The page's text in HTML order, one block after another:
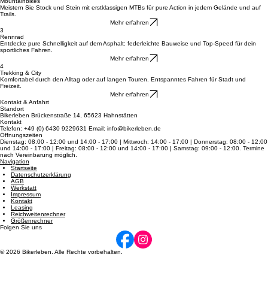
Mehr erfahren
2
Meistern Sie Stock und Stein mit erstklassigen MTBs für pure Action in jedem Gelände und auf
Trails.
Mehr erfahren
3
Rennrad
Entdecke pure Schnelligkeit auf dem Asphalt: federleichte Bauweise und Top-Speed für dein
sportliches Fahren.
Mehr erfahren
4
Komfortabel durch den Alltag oder auf langen Touren. Entspanntes Fahren für Stadt und
Freizeit.
Mehr erfahren
Kontakt & Anfahrt
Standort
Bikerleben Brückenstraße 14, 65623 Hahnstätten
Kontakt
Telefon: +49 (0) 6430 9229631 Email: info@bikerleben.de
Öffnungszeiten
Dienstag: 08:00 - 12:00 und 14:00 - 17:00 | Mittwoch: 14:00 - 17:00 | Donnerstag: 08:00 - 12:00
und 14:00 - 17:00 | Freitag: 08:00 - 12:00 und 14:00 - 17:00 | Samstag: 09:00 - 12:00. Termine
nach Vereinbarung möglich.
Navigation
Startseite
Datenschutzerklärung
AGB
Werkstatt
Impressum
Kontakt
Leasing
Reichweitenrechner